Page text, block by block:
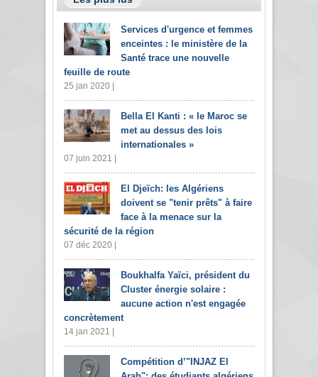
Services d'urgence et femmes
enceintes : le ministère de la
Santé trace une nouvelle
feuille de route
25 jan 2020 |
Bella El Kanti : « le Maroc se
met au dessus des lois
internationales »
07 juin 2021 |
El Djeïch: les Algériens
doivent se "tenir prêts" à faire
face à la menace sur la
sécurité de la région
07 déc 2020 |
Boukhalfa Yaïci, président du
Cluster énergie solaire :
aucune action n'est engagée
concrètement
14 jan 2021 |
Compétition d’"INJAZ El